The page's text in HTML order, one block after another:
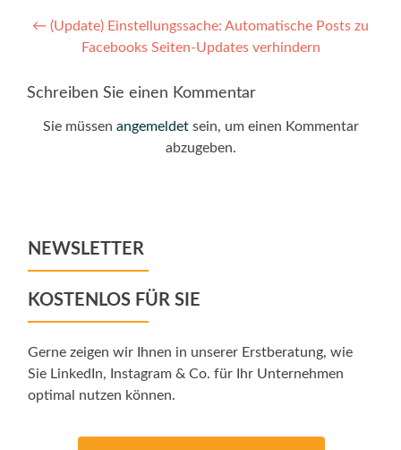
Post
navigation
← (Update) Einstellungssache: Automatische Posts zu
Facebooks Seiten-Updates verhindern
Schreiben Sie einen Kommentar
Sie müssen angemeldetsein, um einen Kommentar
abzugeben.
NEWSLETTER
KOSTENLOS FÜR SIE
Gerne zeigen wir Ihnen in unserer Erstberatung, wie
Sie LinkedIn, Instagram & Co. für Ihr Unternehmen
optimal nutzen können.